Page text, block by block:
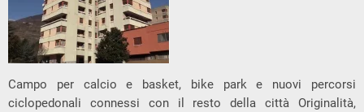
Campo per calcio e basket, bike park e nuovi percorsi
ciclopedonali connessi con il resto della città Originalità,